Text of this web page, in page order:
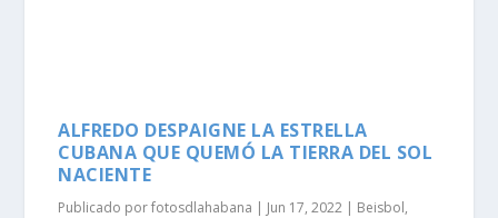
ALFREDO DESPAIGNE LA ESTRELLA
CUBANA QUE QUEMÓ LA TIERRA DEL SOL
NACIENTE
Publicado porfotosdlahabana | Jun 17, 2022 | Beisbol,